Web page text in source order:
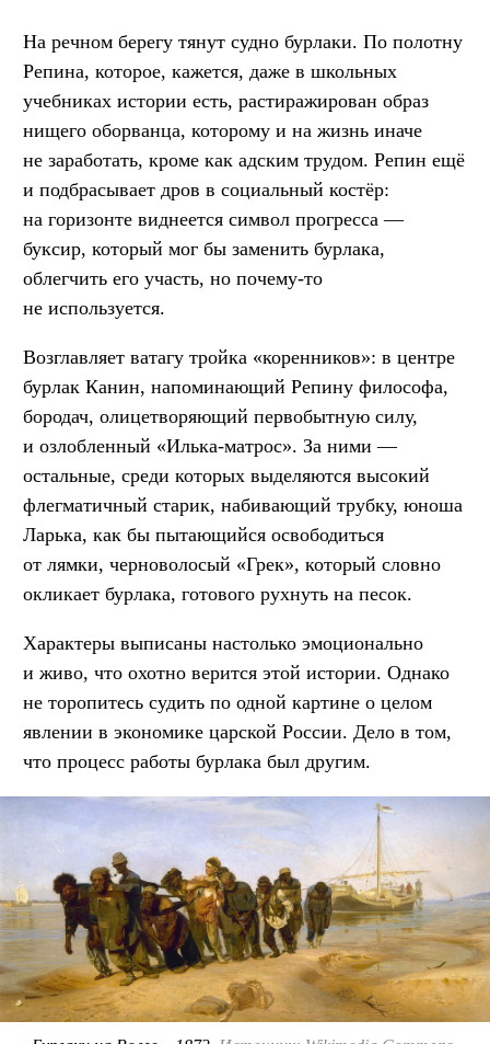
На речном берегу тянут судно бурлаки. По полотну
Репина, которое, кажется, даже в школьных
учебниках истории есть, растиражирован образ
нищего оборванца, которому и на жизнь иначе
не заработать, кроме как адским трудом. Репин ещё
и подбрасывает дров в социальный костёр:
на горизонте виднеется символ прогресса —
буксир, который мог бы заменить бурлака,
облегчить его участь, но почему-то
не используется.
Возглавляет ватагу тройка «коренников»: в центре
бурлак Канин, напоминающий Репину философа,
бородач, олицетворяющий первобытную силу,
и озлобленный «Илька-матрос». За ними —
остальные, среди которых выделяются высокий
флегматичный старик, набивающий трубку, юноша
Ларька, как бы пытающийся освободиться
от лямки, черноволосый «Грек», который словно
окликает бурлака, готового рухнуть на песок.
Характеры выписаны настолько эмоционально
и живо, что охотно верится этой истории. Однако
не торопитесь судить по одной картине о целом
явлении в экономике царской России. Дело в том,
что процесс работы бурлака был другим.